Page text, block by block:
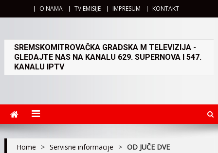
O NAMA TV EMISIJE IMPRESUM KONTAKT
SREMSKOMITROVAČKA GRADSKA M TELEVIZIJA -
GLEDAJTE NAS NA KANALU 629. SUPERNOVA I 547.
KANALU IPTV
Home > Servisne informacije > OD JUČE DVE